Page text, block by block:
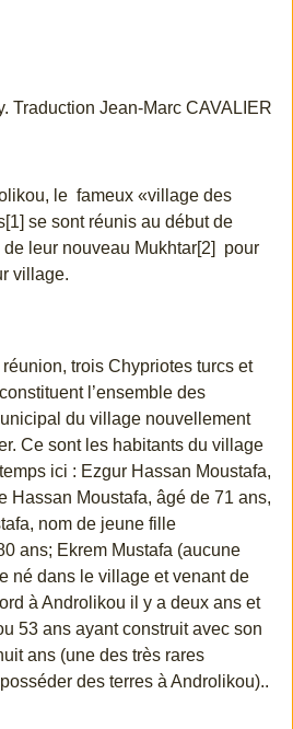
Traduction Jean-Marc CAVALIER
le fameux «village des
se sont réunis au début de
leur nouveau Mukhtar[2] pour
village.
trois Chypriotes turcs et
l’ensemble des
du village nouvellement
Ce sont les habitants du village
ici : Ezgur Hassan Moustafa,
Hassan Moustafa, âgé de 71 ans,
nom de jeune fille
ans; Ekrem Mustafa (aucune
né dans le village et venant de
à Androlikou il y a deux ans et
53 ans ayant construit avec son
ans (une des très rares
des terres à Androlikou)..